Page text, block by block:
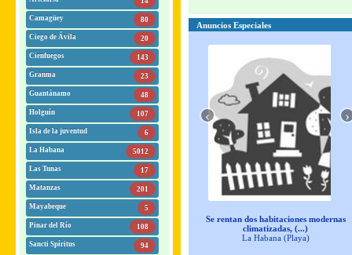
80
Camagüey
20
Ciego de Ávila
143
Cienfuegos
23
Granma
48
Guantánamo
107
Holguín
6
Isla de la juventud
5012
La Habana
17
Las Tunas
201
Matanzas
5
Mayabeque
108
Pinar del Río
94
Sancti Spíritus
Anuncios Especiales
‹ ›
Se rentan dos habitaciones modernas
climatizadas, (...)
La Habana (Playa)